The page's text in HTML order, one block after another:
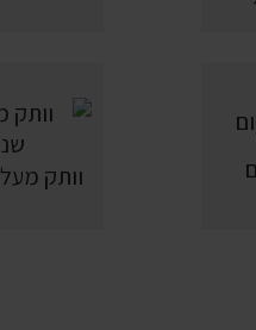
וותק מעל 25 שנה